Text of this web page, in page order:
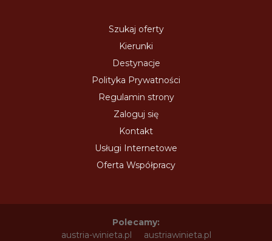
Szukaj oferty
Kierunki
Destynacje
Polityka Prywatności
Regulamin strony
Zaloguj się
Kontakt
Usługi Internetowe
Oferta Współpracy
Polecamy:
austria-winieta.pl
austriawinieta.pl